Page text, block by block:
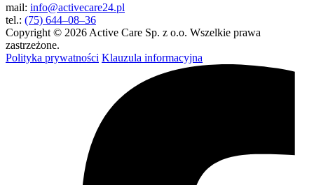
mail: info@activecare24.pl
tel.: (75) 644–08–36
Copyright © 2026 Active Care Sp. z o.o. Wszelkie prawa
zastrzeżone.
Polityka prywatności Klauzula informacyjna